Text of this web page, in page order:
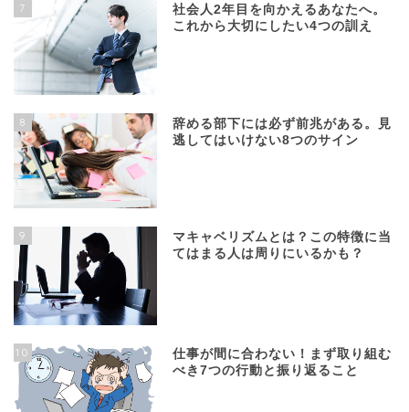
7
社会人2年目を向かえるあなたへ。
これから大切にしたい4つの訓え
8
辞める部下には必ず前兆がある。見
逃してはいけない8つのサイン
9
マキャベリズムとは？この特徴に当
てはまる人は周りにいるかも？
10
仕事が間に合わない！まず取り組む
べき7つの行動と振り返ること